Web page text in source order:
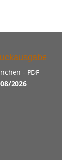
2026